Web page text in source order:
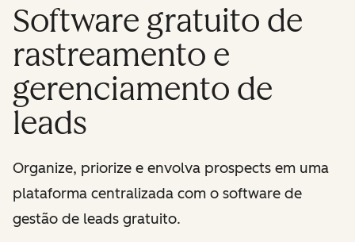
Software gratuito de
rastreamento e
gerenciamento de
leads
Organize, priorize e envolva prospects em uma
plataforma centralizada com o software de
gestão de leads gratuito.